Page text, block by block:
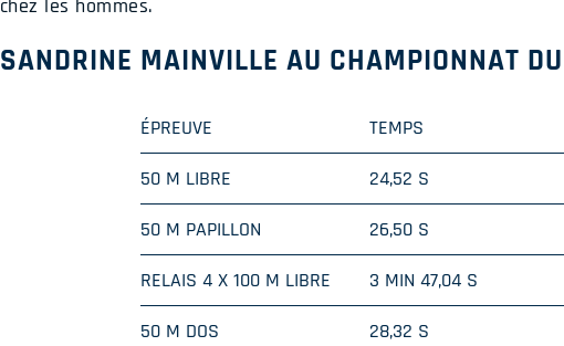
chez les hommes.
SANDRINE MAINVILLE AU CHAMPIONNAT
ÉPREUVE TEMPS
50 M LIBRE
24,52 S
50 M PAPILLON
26,50 S
RELAIS 4 X 100 M LIBRE
3 MIN 47,04 S
50 M DOS
28,32 S